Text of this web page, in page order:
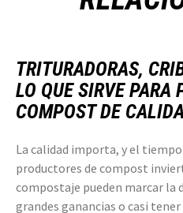
TRITURADORAS,
LO QUE SIRVE PARA
COMPOST DE
La calidad importa, y el tiempo
productores de compost
compostaje pueden marcar
grandes ganancias o casi